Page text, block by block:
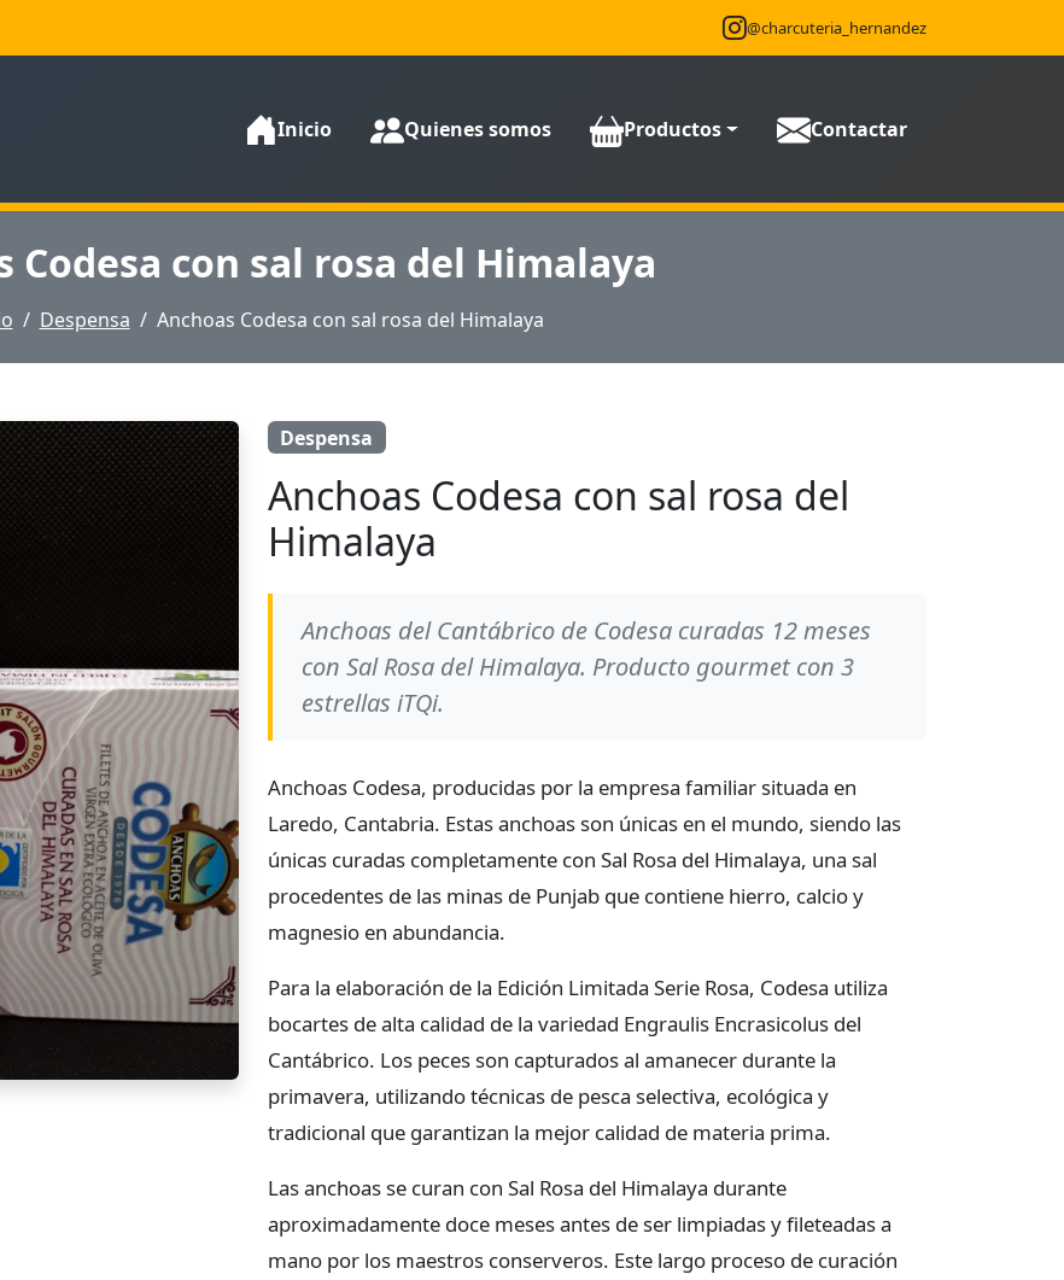
@charcuteria_hernandez
Inicio Quienes somos Productos Contactar
Codesa con sal rosa del Himalaya
Despensa Anchoas Codesa con sal rosa del Himalaya
Despensa
Anchoas Codesa con sal rosa del
Himalaya
Anchoas del Cantábrico de Codesa curadas 12 meses
con Sal Rosa del Himalaya. Producto gourmet con 3
estrellas iTQi.
Anchoas Codesa, producidas por la empresa familiar situada en
Laredo, Cantabria. Estas anchoas son únicas en el mundo, siendo las
únicas curadas completamente con Sal Rosa del Himalaya, una sal
procedentes de las minas de Punjab que contiene hierro, calcio y
magnesio en abundancia.
Para la elaboración de la Edición Limitada Serie Rosa, Codesa utiliza
bocartes de alta calidad de la variedad Engraulis Encrasicolus del
Cantábrico. Los peces son capturados al amanecer durante la
primavera, utilizando técnicas de pesca selectiva, ecológica y
tradicional que garantizan la mejor calidad de materia prima.
Las anchoas se curan con Sal Rosa del Himalaya durante
aproximadamente doce meses antes de ser limpiadas y fileteadas a
mano por los maestros conserveros. Este largo proceso de curación